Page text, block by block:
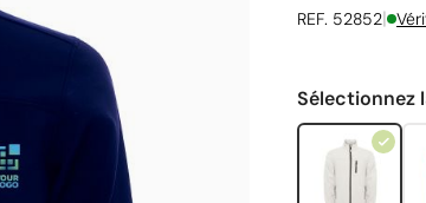
REF. 52852|
Sélectionnez